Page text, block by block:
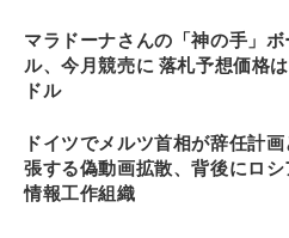
マラドーナさんの「神の手」ボ
ル、今月競売に 落札予想価格
ドル
ドイツでメルツ首相が辞任計
張する偽動画拡散、背後にロシ
情報工作組織